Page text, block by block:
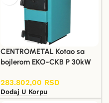
CENTROMETAL Kotao sa
bojlerom EKO-CKB P 30kW
283.802,00 RSD
Dodaj U Korpu